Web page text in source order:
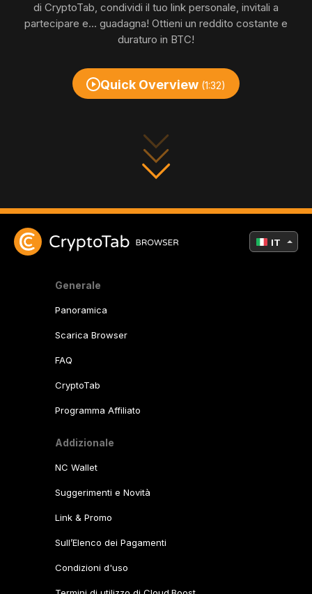
di CryptoTab, condividi il tuo link personale, invitali a
partecipare e... guadagna! Ottieni un reddito costante e
duraturo in BTC!
Quick Overview (1:32)
Generale
Panoramica
Scarica Browser
FAQ
CryptoTab
Programma Affiliato
Addizionale
NC Wallet
Suggerimenti e Novità
Link & Promo
Sull’Elenco dei Pagamenti
Condizioni d'uso
IT